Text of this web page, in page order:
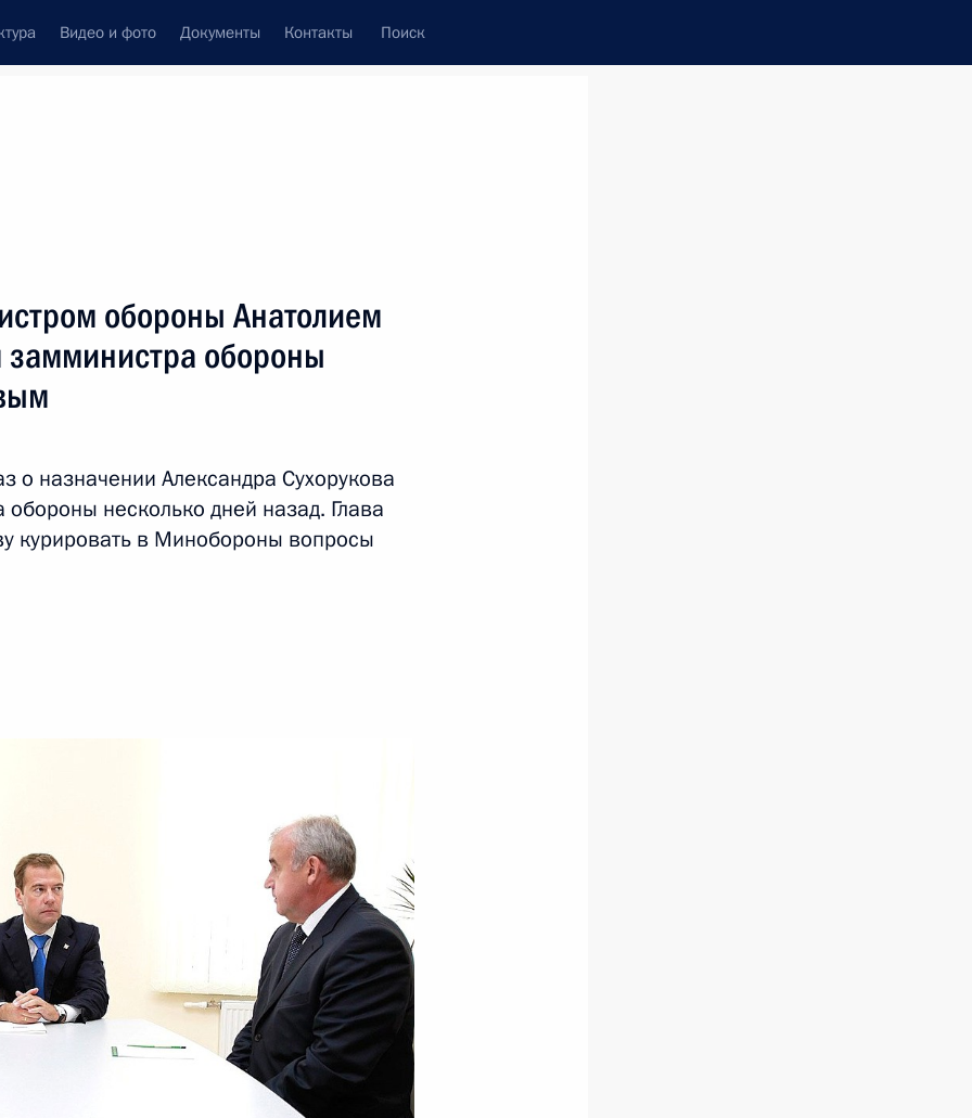
Видео и фото Документы Контакты Поиск
следующие материалы
Президента в Тверской
расследование причин
обороны Анатолием
обороны
о назначении Александра Сухорукова
несколько дней назад. Глава
курировать в Минобороны вопросы